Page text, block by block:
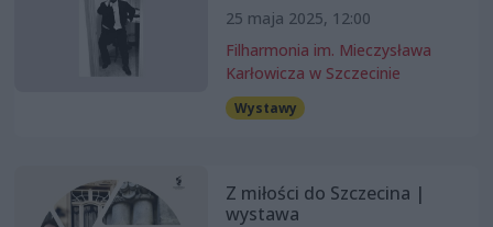
25 maja 2025, 12:00
Filharmonia im. Mieczysława
Karłowicza w Szczecinie
Wystawy
Z miłości do Szczecina |
wystawa